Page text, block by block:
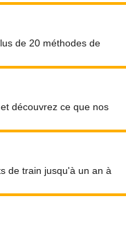
de 20 méthodes de
et découvrez ce que nos
de train jusqu'à un an à